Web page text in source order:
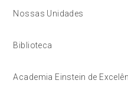
Nossas Unidades
Biblioteca
Academia Einstein de